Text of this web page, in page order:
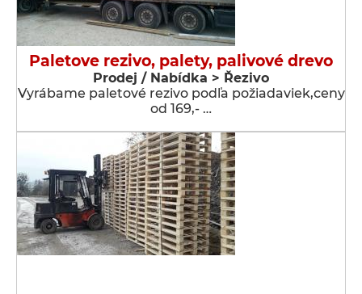
Paletove rezivo, palety, palivové drevo
Prodej / Nabídka > Řezivo
Vyrábame paletové rezivo podľa požiadaviek,ceny
od 169,- …